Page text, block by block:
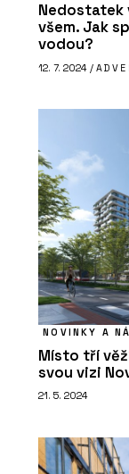
Nedostatek
všem. Jak
vodou?
12. 7. 2024 /
NOVINKY A
Místo tří
svou vizi
21. 5. 2024